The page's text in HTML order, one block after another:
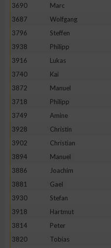
3690
Marc
3687
Wolfgang
3796
Steffen
3938
Philipp
3916
Lukas
3740
Kai
3872
Manuel
3718
Philipp
3749
Amine
3928
Christin
3902
Christian
3894
Manuel
3886
Joachim
3881
Gael
3930
Stefan
3918
Hartmut
3814
Peter
3820
Tobias
Erstellung von Profilen zur
Verwendung von Profilen
verschiedenen Quellen
Entwicklung und
Verwendung reduzierter
IAB-Besonderheiten:
Verwendung genauer